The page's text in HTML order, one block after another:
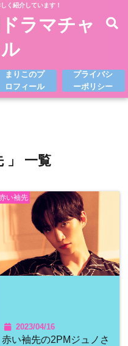
く紹介しています！
ラマチャ
まりこのプ
ロフィール
プライバシ
ーポリシー
」 一覧
い袖先
2023/04/16
赤い袖先の2PMジュノさ